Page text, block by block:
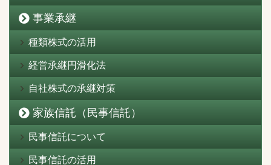
事業承継
種類株式の活用
経営承継円滑化法
自社株式の承継対策
家族信託（民事信託）
民事信託について
民事信託の活用